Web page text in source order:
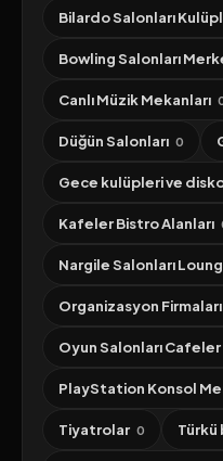
Bilardo Salonları
Bowling Salonları
Canlı Müzik Mekanları
Düğün Salonları 0
Gece kulüpleri ve
Kafeler Bistro Alanları
Nargile Salonları
Organizasyon Firmaları
Oyun Salonları Cafeler
PlayStation Konsol
Tiyatrolar 0 Türkü